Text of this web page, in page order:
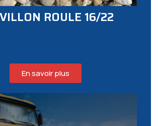
ROULE 16/22
En savoir plus